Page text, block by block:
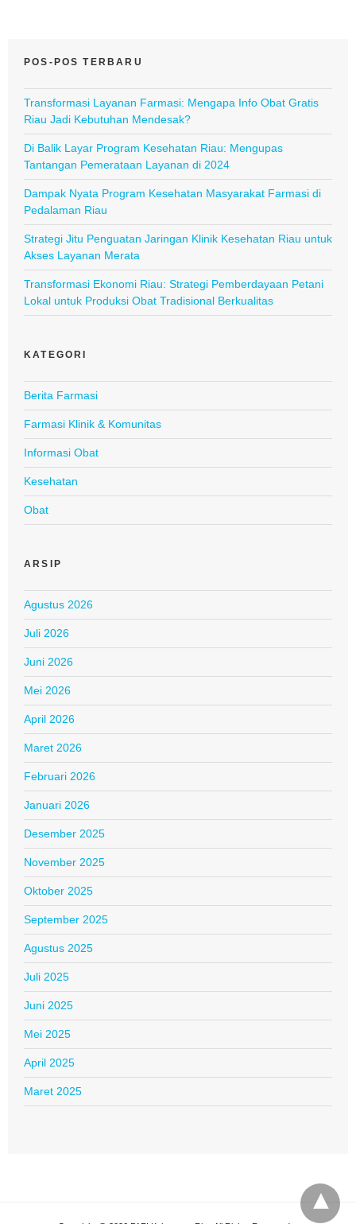
POS-POS TERBARU
Transformasi Layanan Farmasi: Mengapa Info Obat Gratis
Riau Jadi Kebutuhan Mendesak?
Di Balik Layar Program Kesehatan Riau: Mengupas
Tantangan Pemerataan Layanan di 2024
Dampak Nyata Program Kesehatan Masyarakat Farmasi di
Pedalaman Riau
Strategi Jitu Penguatan Jaringan Klinik Kesehatan Riau untuk
Akses Layanan Merata
Transformasi Ekonomi Riau: Strategi Pemberdayaan Petani
Lokal untuk Produksi Obat Tradisional Berkualitas
KATEGORI
Berita Farmasi
Farmasi Klinik & Komunitas
Informasi Obat
Kesehatan
Obat
ARSIP
Agustus 2026
Juli 2026
Juni 2026
Mei 2026
April 2026
Maret 2026
Februari 2026
Januari 2026
Desember 2025
November 2025
Oktober 2025
September 2025
Agustus 2025
Juli 2025
Juni 2025
Mei 2025
April 2025
Maret 2025